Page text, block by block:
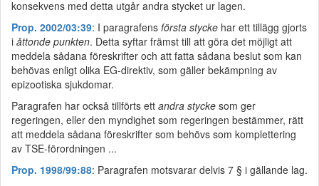
konsekvens med detta utgår andra stycket ur lagen.
Prop. 2002/03:39: I paragrafens första stycke har ett tillägg gjorts
i åttonde punkten. Detta syftar främst till att göra det möjligt att
meddela sådana föreskrifter och att fatta sådana beslut som kan
behövas enligt olika EG-direktiv, som gäller bekämpning av
epizootiska sjukdomar.
Paragrafen har också tillförts ett andra stycke som ger
regeringen, eller den myndighet som regeringen bestämmer, rätt
att meddela sådana föreskrifter som behövs som komplettering
av TSE-förordningen ...
Prop. 1998/99:88: Paragrafen motsvarar delvis 7 § i gällande lag.